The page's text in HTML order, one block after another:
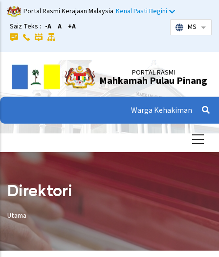
Langkau
ke
kandungan
utama
Portal Rasmi Kerajaan Malaysia Kenal Pasti Begini
Saiz Teks : -A A +A MS
PORTAL RASMI
Mahkamah Pulau Pinang
Warga Kehakiman
Direktori
Utama